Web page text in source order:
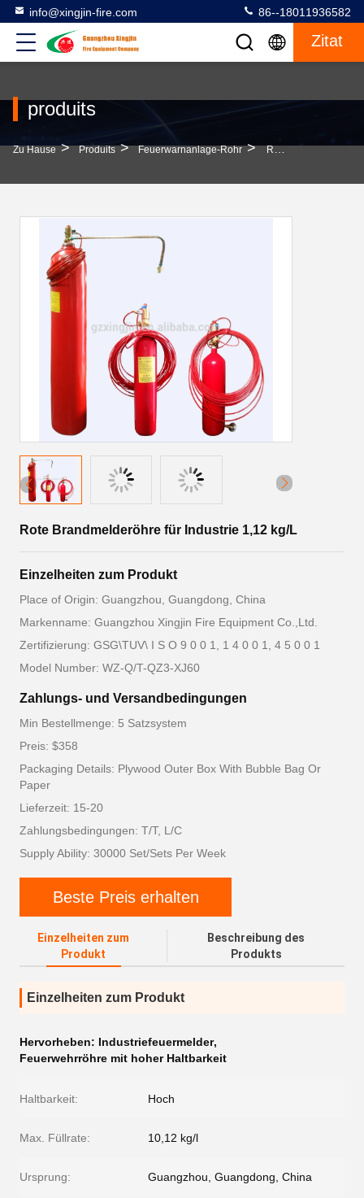
info@xingjin-fire.com 86--18011936582
Zitat
produits
Zu Hause > Produits > Feuerwarnanlage-Rohr > Rote Brandmelderöhre Für Industrie 1,12 Kg/L
Rote Brandmelderöhre für Industrie 1,12 kg/L
Einzelheiten zum Produkt
Place of Origin: Guangzhou, Guangdong, China
Markenname: Guangzhou Xingjin Fire Equipment Co.,Ltd.
Zertifizierung: GSG\TUV\ I S O 9 0 0 1, 1 4 0 0 1, 4 5 0 0 1
Model Number: WZ-Q/T-QZ3-XJ60
Zahlungs- und Versandbedingungen
Min Bestellmenge: 5 Satzsystem
Preis: $358
Packaging Details: Plywood Outer Box With Bubble Bag Or
Paper
Lieferzeit: 15-20
Zahlungsbedingungen: T/T, L/C
Supply Ability: 30000 Set/Sets Per Week
Beste Preis erhalten
Einzelheiten zum
Produkt
Beschreibung des
Produkts
Einzelheiten zum Produkt
Hervorheben: Industriefeuermelder,
Feuerwehrröhre mit hoher Haltbarkeit
Haltbarkeit: Hoch
Max. Füllrate: 10,12 kg/l
Ursprung: Guangzhou, Guangdong, China